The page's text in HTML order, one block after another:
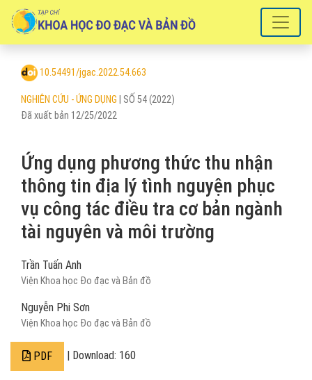
Ứng dụng phương thức thu nhận thông tin địa lý tình nguyện phục
NGHIÊN CỨU - ỨNG DỤNG SỐ 54 (2022)
Ứng dụng phương thức thu nhận
thông tin địa lý tình nguyện phục
vụ công tác điều tra cơ bản ngành
tài nguyên và môi trường
10.54491/jgac.2022.54.663
Đã xuất bản 12/25/2022
Trần Tuấn Anh
Viện Khoa học Đo đạc và Bản đồ
Nguyễn Phi Sơn
Viện Khoa học Đo đạc và Bản đồ
PDF | Download: 160